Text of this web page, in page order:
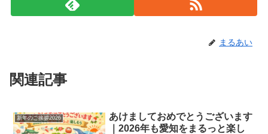
まるあい
関連記事
新年のご挨拶2026
あけましておめでとうございます
｜2026年も愛知をまるっと楽し